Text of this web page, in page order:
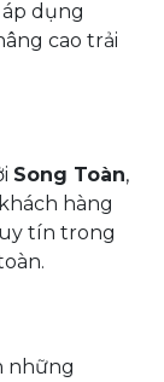
dụng
cao trải
Song Toàn,
hàng
tín trong
những